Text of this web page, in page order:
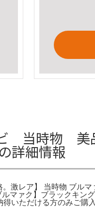
時物 美品
詳細情報
激レア】 当時物 ブル
マァク】ブラックキ
いただける方のみご購入